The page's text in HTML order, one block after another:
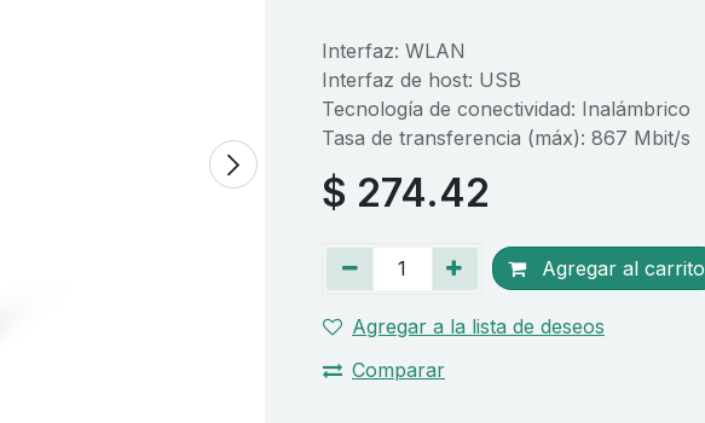
Interfaz: WLAN
Interfaz de host: USB
Tecnología de conectividad: Inalámbrico
Tasa de transferencia (máx): 867 Mbit/s
$ 274.42
Agregar al carrito
Agregar a la lista de deseos
Comparar